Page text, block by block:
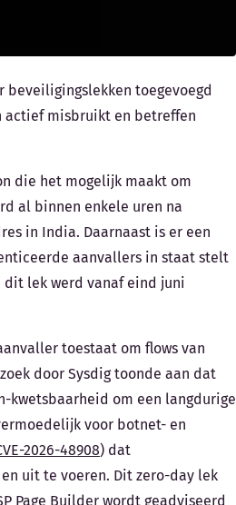
beveiligingslekken toegevoegd
actief misbruikt en betreffen
die het mogelijk maakt om
al binnen enkele uren na
in India. Daarnaast is er een
aanvallers in staat stelt
lek werd vanaf eind juni
toestaat om flows van
door Sysdig toonde aan dat
kwetsbaarheid om een langdurige
voor botnet- en
2026-48908) dat
uit te voeren. Dit zero-day lek
Page Builder wordt geadviseerd